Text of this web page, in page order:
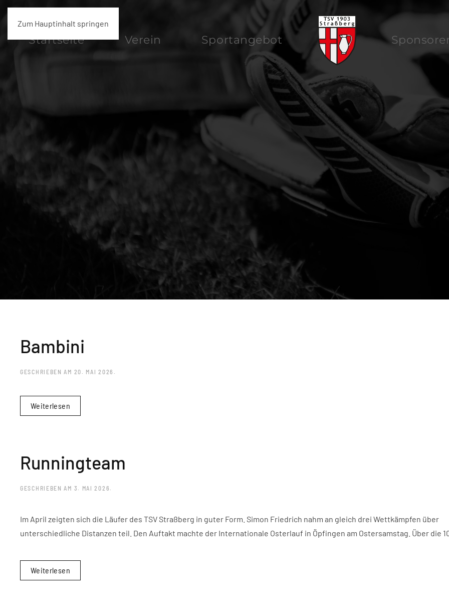
Zum Hauptinhalt springen
Startseite Verein Sportangebot
Bambini
GESCHRIEBEN AM 20. MAI 2026 .
Weiterlesen
Runningteam
GESCHRIEBEN AM 3. MAI 2026 .
Im April zeigten sich die Läufer des TSV Straßberg in guter Form. Simon Friedrich nahm an gleich drei Wettkämpfen über
unterschiedliche Distanzen teil. Den Auftakt machte der Internationale Osterlauf in Öpfingen am Ostersamstag. Über die
Weiterlesen